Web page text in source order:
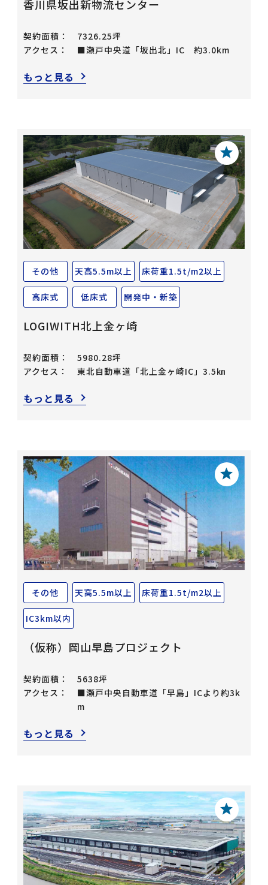
香川県坂出新物流センター
契約面積：
7326.25坪
アクセス：
■瀬戸中央道「坂出北」IC 約3.0km
もっと見る
その他 天高5.5m以上 床荷重1.5t/m2以上
高床式 低床式 開発中・新築
LOGIWITH北上金ヶ崎
契約面積：
5980.28坪
アクセス：
東北自動車道「北上金ヶ崎IC」3.5㎞
もっと見る
その他 天高5.5m以上 床荷重1.5t/m2以上
IC3km以内
（仮称）岡山早島プロジェクト
契約面積：
5638坪
アクセス：
■瀬戸中央自動車道「早島」ICより約3k
m
もっと見る